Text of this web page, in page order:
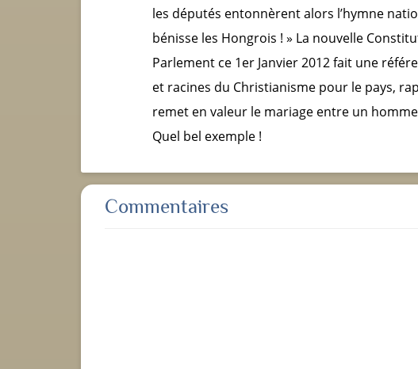
les députés entonnèrent alors l’hymne
bénisse les Hongrois ! » La nouvelle
Parlement ce 1er Janvier 2012 fait une
et racines du Christianisme pour le pays,
remet en valeur le mariage entre un
Quel bel exemple !
Commentaires